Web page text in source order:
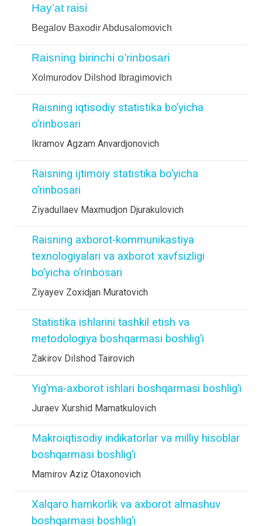
Hay’at raisi
Begalov Baxodir Abdusalomovich
Raisning birinchi o’rinbosari
Xolmurodov Dilshod Ibragimovich
Raisning iqtisodiy statistika bo’yicha
o’rinbosari
Ikramov Agzam Anvardjonovich
Raisning ijtimoiy statistika bo’yicha
o’rinbosari
Ziyadullaev Maxmudjon Djurakulovich
Raisning axborot-kommunikastiya
texnologiyalari va axborot xavfsizligi
bo’yicha o’rinbosari
Ziyayev Zoxidjan Muratovich
Statistika ishlarini tashkil etish va
metodologiya boshqarmasi boshlig’i
Zakirov Dilshod Tairovich
Yig’ma-axborot ishlari boshqarmasi boshlig’i
Juraev Xurshid Mamatkulovich
Makroiqtisodiy indikatorlar va milliy hisoblar
boshqarmasi boshlig’i
Mamirov Aziz Otaxonovich
Xalqaro hamkorlik va axborot almashuv
boshqarmasi boshlig’i